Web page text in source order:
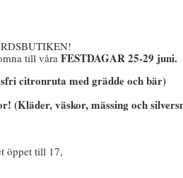
till våra FESTDAGAR 25-29 juni.
citronruta med grädde och bär)
(Kläder, väskor, mässing och
öppet till 17,